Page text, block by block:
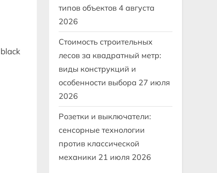
типов объектов 4 августа
2026
Стоимость строительных
лесов за квадратный метр:
виды конструкций и
особенности выбора 27 июля
2026
Розетки и выключатели:
сенсорные технологии
против классической
механики 21 июля 2026